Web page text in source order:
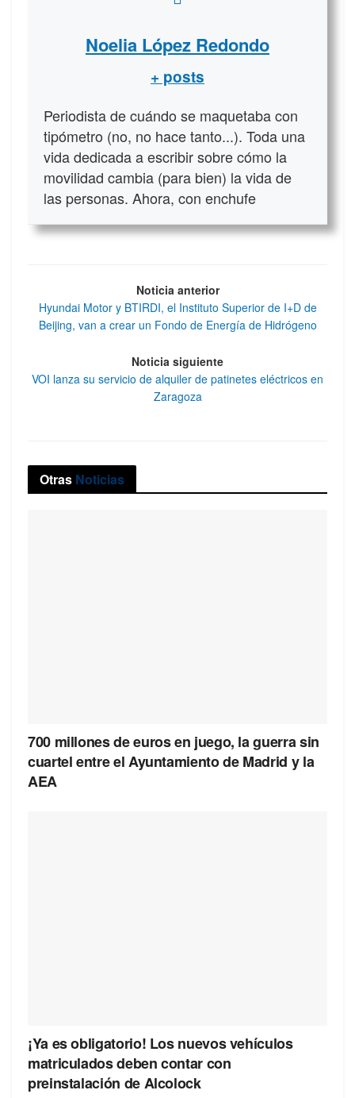
Noelia López Redondo
+ posts
Periodista de cuándo se maquetaba con
tipómetro (no, no hace tanto...). Toda una
vida dedicada a escribir sobre cómo la
movilidad cambia (para bien) la vida de
las personas. Ahora, con enchufe
Noticia anterior
Hyundai Motor y BTIRDI, el Instituto Superior de I+D de
Beijing, van a crear un Fondo de Energía de Hidrógeno
Noticia siguiente
VOI lanza su servicio de alquiler de patinetes eléctricos en
Zaragoza
Otras Noticias
700 millones de euros en juego, la guerra sin
cuartel entre el Ayuntamiento de Madrid y la
AEA
¡Ya es obligatorio! Los nuevos vehículos
matriculados deben contar con
preinstalación de Alcolock